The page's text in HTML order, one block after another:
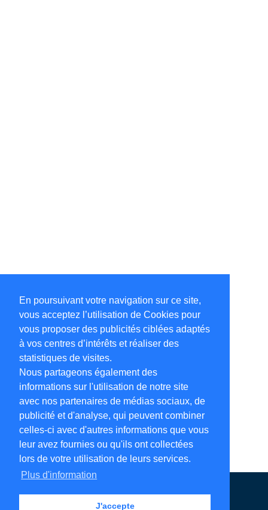
En poursuivant votre navigation sur ce site,
vous acceptez l’utilisation de Cookies pour
vous proposer des publicités ciblées adaptés
à vos centres d’intérêts et réaliser des
statistiques de visites.
Nous partageons également des
informations sur l'utilisation de notre site
avec nos partenaires de médias sociaux, de
publicité et d'analyse, qui peuvent combiner
celles-ci avec d'autres informations que vous
leur avez fournies ou qu'ils ont collectées
lors de votre utilisation de leurs services.
Plus d'information
J'accepte
Annuaire en ligne Légales Contact